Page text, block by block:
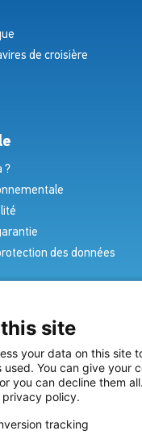
de croisière
?
des données
et de
nous créons et
d'éclairage innovantes
maritime.
site
your data on this site
You can give your
you can decline them
privacy policy.
tracking